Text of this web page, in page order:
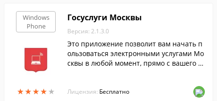
Windows
Phone
★★★★ ★
★★★★ ★
Госуслуги Москвы
Версия: 2.1.3.0
Это приложение позволит вам начать п
ользоваться электронными услугами Мо
сквы в любой момент, прямо с вашего м
Лицензия: Бесплатно